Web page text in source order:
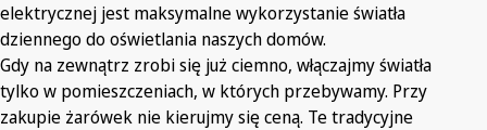
elektrycznej jest maksymalne wykorzystanie światła
dziennego do oświetlania naszych domów.
Gdy na zewnątrz zrobi się już ciemno, włączajmy światła
tylko w pomieszczeniach, w których przebywamy. Przy
zakupie żarówek nie kierujmy się ceną. Te tradycyjne